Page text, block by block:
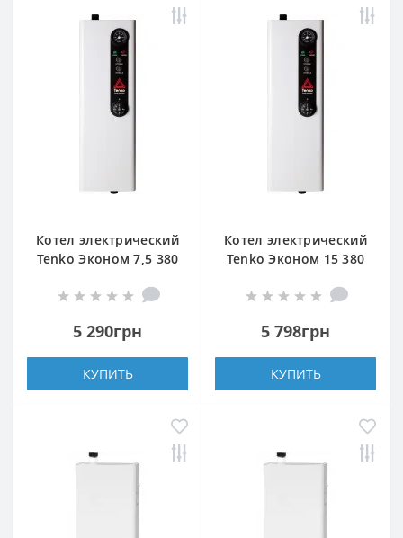
Котел электрический
Tenko Эконом 7,5 380
5 290грн
КУПИТЬ
Котел электрический
Tenko Эконом 15 380
5 798грн
КУПИТЬ